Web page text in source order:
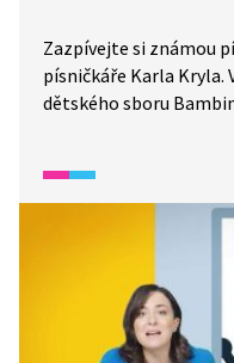
Zazpívejte si známou
písničkáře Karla Kryla.
dětského sboru